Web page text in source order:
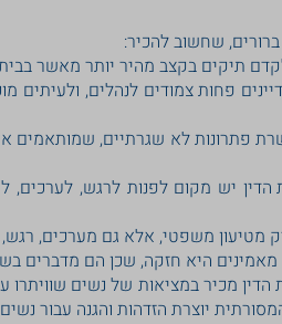
ברורים, שחשוב להכיר:
לקדם תיקים בקצב מהיר יותר מאשר
פחות צמודים לנהלים, ולעיתים
פתרונות לא שגרתיים, שמותאמים
הדין יש מקום לפנות לרגש,
מטיעון משפטי, אלא גם מערכים,
מאמינים היא חזקה, שכן הם מדברים
הדין מכיר במציאות של נשים
יוצרת הזדהות והגנה עבור